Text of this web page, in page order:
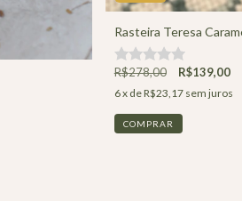
Rasteira Teresa
R$278,00 R$139,00
6x deR$23,17 sem juros
COMPRAR